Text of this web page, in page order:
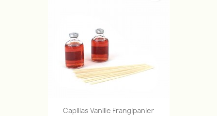
Capillas Vanille Frangipanier